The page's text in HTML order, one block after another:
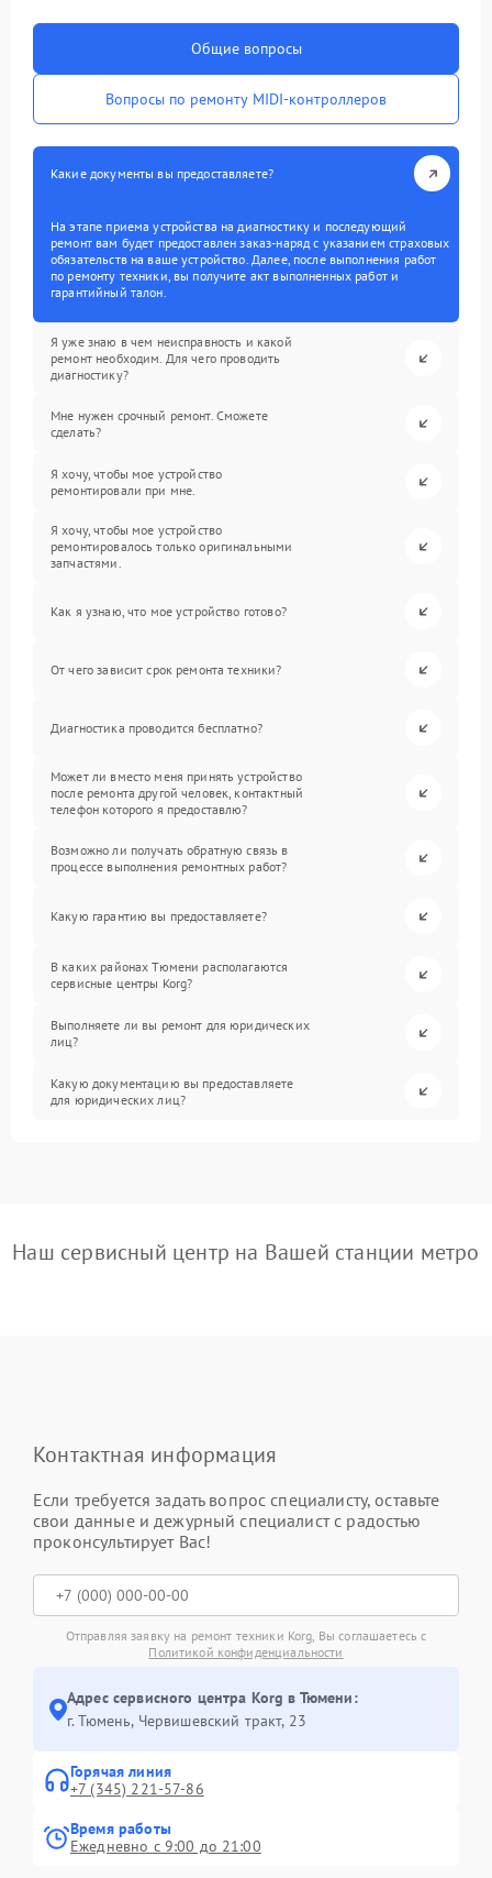
Общие вопросы
Вопросы по ремонту MIDI-контроллеров
Какие документы вы предоставляете?
На этапе приема устройства на диагностику и последующий
ремонт вам будет предоставлен заказ-наряд с указанием страховых
обязательств на ваше устройство. Далее, после выполнения работ
по ремонту техники, вы получите акт выполненных работ и
гарантийный талон.
Я уже знаю в чем неисправность и какой
ремонт необходим. Для чего проводить
диагностику?
Мне нужен срочный ремонт. Сможете
сделать?
Я хочу, чтобы мое устройство
ремонтировали при мне.
Я хочу, чтобы мое устройство
ремонтировалось только оригинальными
запчастями.
Как я узнаю, что мое устройство готово?
От чего зависит срок ремонта техники?
Диагностика проводится бесплатно?
Может ли вместо меня принять устройство
после ремонта другой человек, контактный
телефон которого я предоставлю?
Возможно ли получать обратную связь в
процессе выполнения ремонтных работ?
Какую гарантию вы предоставляете?
В каких районах Тюмени располагаются
сервисные центры Korg?
Выполняете ли вы ремонт для юридических
лиц?
Какую документацию вы предоставляете
для юридических лиц?
Наш сервисный центр на Вашей станции метро
Контактная информация
Если требуется задать вопрос специалисту, оставьте
свои данные и дежурный специалист с радостью
проконсультирует Вас!
Отправляя заявку на ремонт техники Korg, Вы соглашаетесь с
Политикой конфиденциальности
Адрес сервисного центра Korg в Тюмени:
г. Тюмень, ​Червишевский тракт, 23
Горячая линия
+7 (345) 221-57-86
Время работы
Ежедневно с 9:00 до 21:00